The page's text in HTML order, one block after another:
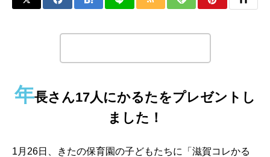
年長さん17人にかるたをプレゼントし
ました！
1月26日、きたの保育園の子どもたちに「滋賀コレかる